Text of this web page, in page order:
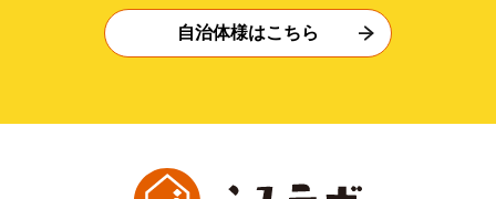
自治体様はこちら